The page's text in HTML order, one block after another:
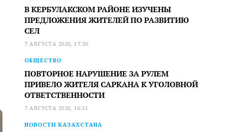
В КЕРБУЛАКСКОМ РАЙОНЕ ИЗУЧЕНЫ
ПРЕДЛОЖЕНИЯ ЖИТЕЛЕЙ ПО РАЗВИТИЮ
СЕЛ
7 АВГУСТА 2026, 17:36
ОБЩЕСТВО
ПОВТОРНОЕ НАРУШЕНИЕ ЗА РУЛЕМ
ПРИВЕЛО ЖИТЕЛЯ САРКАНА К УГОЛОВНОЙ
ОТВЕТСТВЕННОСТИ
7 АВГУСТА 2026, 16:51
НОВОСТИ КАЗАХСТАНА